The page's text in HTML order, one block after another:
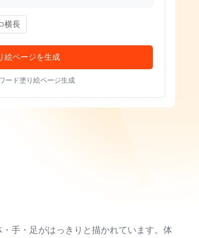
横長
絵ページを生成
ード塗り絵ページ生成
手・足がはっきりと描かれています。体